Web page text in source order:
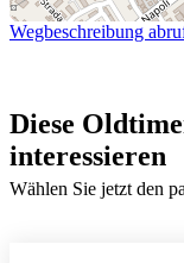
Wegbeschreibung
Diese
interessieren
Wählen Sie jetzt den